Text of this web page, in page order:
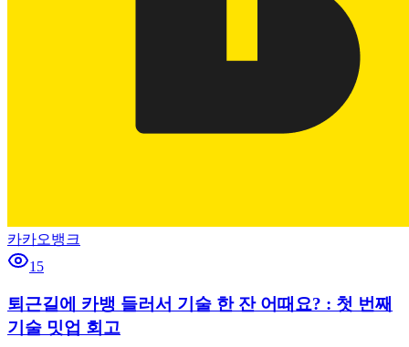
카카오뱅크
15
퇴근길에 카뱅 들러서 기술 한 잔 어때요? : 첫 번째
기술 밋업 회고